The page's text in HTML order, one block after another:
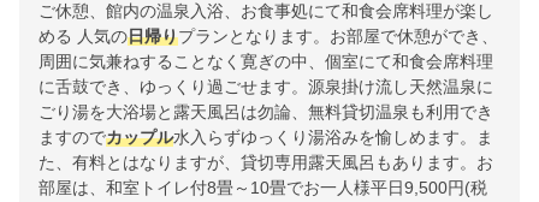
ご休憩、館内の温泉入浴、お食事処にて和食会席料理が楽し
める 人気の日帰りプランとなります。お部屋で休憩ができ、
周囲に気兼ねすることなく寛ぎの中、個室にて和食会席料理
に舌鼓でき、ゆっくり過ごせます。源泉掛け流し天然温泉に
ごり湯を大浴場と露天風呂は勿論、無料貸切温泉も利用でき
ますのでカップル水入らずゆっくり湯浴みを愉しめます。ま
た、有料とはなりますが、貸切専用露天風呂もあります。お
部屋は、和室トイレ付8畳～10畳でお一人様平日9,500円(税